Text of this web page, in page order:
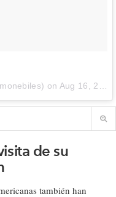
on Aug 16, 2016 at 2:54pm PDT
de su
también han